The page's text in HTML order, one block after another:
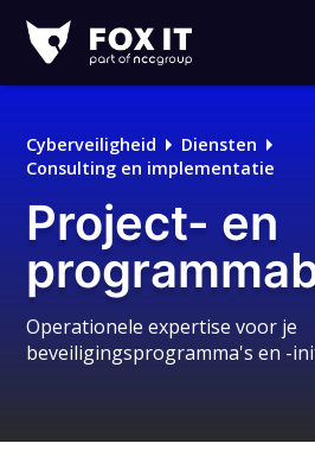
IT
Logo
Cyberveiligheid
Diensten
Consulting en implementatie
Project- en
Operationele expertise voor je
beveiligingsprogramma's en -